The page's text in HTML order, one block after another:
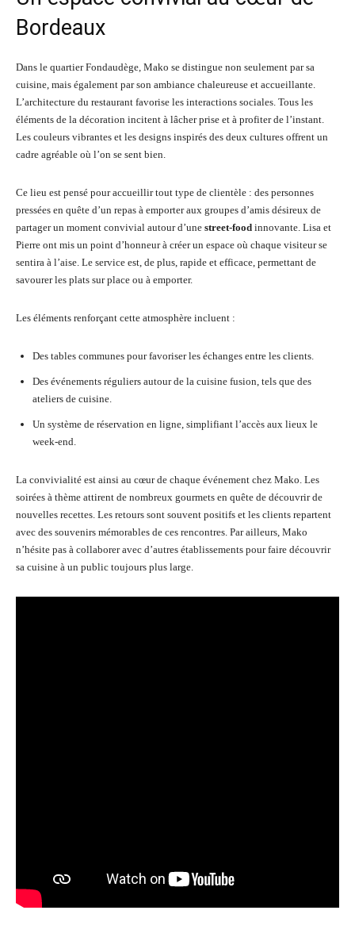
Bordeaux
Dans le quartier Fondaudège, Mako se distingue non seulement par sa
cuisine, mais également par son ambiance chaleureuse et accueillante.
L’architecture du restaurant favorise les interactions sociales. Tous les
éléments de la décoration incitent à lâcher prise et à profiter de l’instant.
Les couleurs vibrantes et les designs inspirés des deux cultures offrent un
cadre agréable où l’on se sent bien.
Ce lieu est pensé pour accueillir tout type de clientèle : des personnes
pressées en quête d’un repas à emporter aux groupes d’amis désireux de
partager un moment convivial autour d’une street-food innovante. Lisa et
Pierre ont mis un point d’honneur à créer un espace où chaque visiteur se
sentira à l’aise. Le service est, de plus, rapide et efficace, permettant de
savourer les plats sur place ou à emporter.
Les éléments renforçant cette atmosphère incluent :
Des tables communes pour favoriser les échanges entre les clients.
Des événements réguliers autour de la cuisine fusion, tels que des
ateliers de cuisine.
Un système de réservation en ligne, simplifiant l’accès aux lieux le
week-end.
La convivialité est ainsi au cœur de chaque événement chez Mako. Les
soirées à thème attirent de nombreux gourmets en quête de découvrir de
nouvelles recettes. Les retours sont souvent positifs et les clients repartent
avec des souvenirs mémorables de ces rencontres. Par ailleurs, Mako
n’hésite pas à collaborer avec d’autres établissements pour faire découvrir
sa cuisine à un public toujours plus large.